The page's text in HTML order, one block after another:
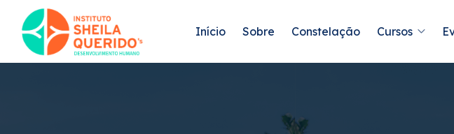
Início Sobre Constelação Cursos